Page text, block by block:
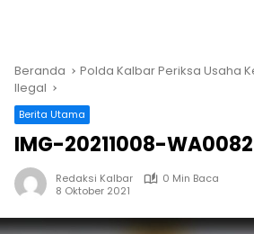
Beranda
Polda Kalbar Periksa Usaha
Ilegal
Berita Utama
IMG-20211008-WA0082
Redaksi Kalbar
0 Min Baca
8 Oktober 2021